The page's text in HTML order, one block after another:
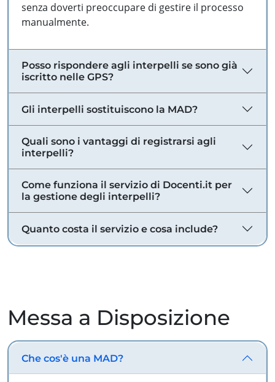
senza doverti preoccupare di gestire il processo
manualmente.
Posso rispondere agli interpelli se sono già
iscritto nelle GPS?
Gli interpelli sostituiscono la MAD?
Quali sono i vantaggi di registrarsi agli
interpelli?
Come funziona il servizio di Docenti.it per
la gestione degli interpelli?
Quanto costa il servizio e cosa include?
Messa a Disposizione
Che cos'è una MAD?